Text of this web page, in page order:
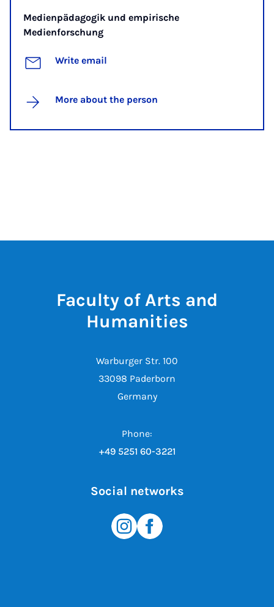
Medienpädagogik und empirische
Medienforschung
Write email
More about the person
Faculty of Arts and
Humanities
Warburger Str. 100
33098 Paderborn
Germany
Phone:
+49 5251 60-3221
Social networks